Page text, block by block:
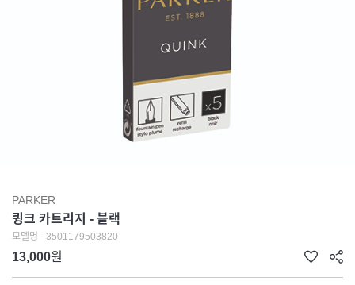
PARKER
큉크 카트리지 - 블랙
모델명 - 3501179503820
13,000원